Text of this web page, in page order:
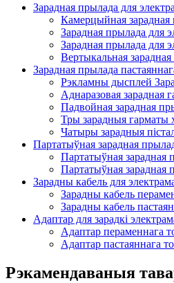
Зарадная прылада для
Камерцыйная зарадная
Зарадная прылада для
Зарадная прылада для
Вертыкальная
Зарадная прылада
Рэкламны дысплей
Аднаразовая зарадная
Падвойная зарадная
Тры зарадныя гарматы
Чатыры зарадныя
Партатыўная зарадная
Партатыўная зарадная
Партатыўная зарадная
Зарадны кабель для
Зарадны кабель
Зарадны кабель
Адаптар для зарадкі
Адаптар пераменнага
Адаптар пастаяннага
Рэкамендаваныя